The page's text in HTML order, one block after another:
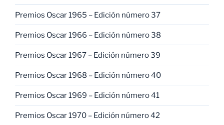
Premios Oscar 1965 – Edición número 37
Premios Oscar 1966 – Edición número 38
Premios Oscar 1967 – Edición número 39
Premios Oscar 1968 – Edición número 40
Premios Oscar 1969 – Edición número 41
Premios Oscar 1970 – Edición número 42